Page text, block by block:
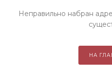
Неправильно набран
НА